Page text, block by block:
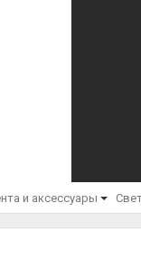
и аксессуары